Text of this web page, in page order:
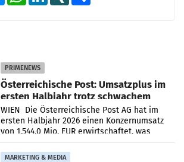
PRIMENEWS
Österreichische Post: Umsatzplus im
ersten Halbjahr trotz schwachem
Briefgeschäft
WIEN Die Österreichische Post AG hat im
ersten Halbjahr 2026 einen Konzernumsatz
von 1.544,0 Mio. EUR erwirtschaftet, was
einem Plus von 3,8 Prozent gegenüber dem
Vergleichszeitraum
MARKETING & MEDIA